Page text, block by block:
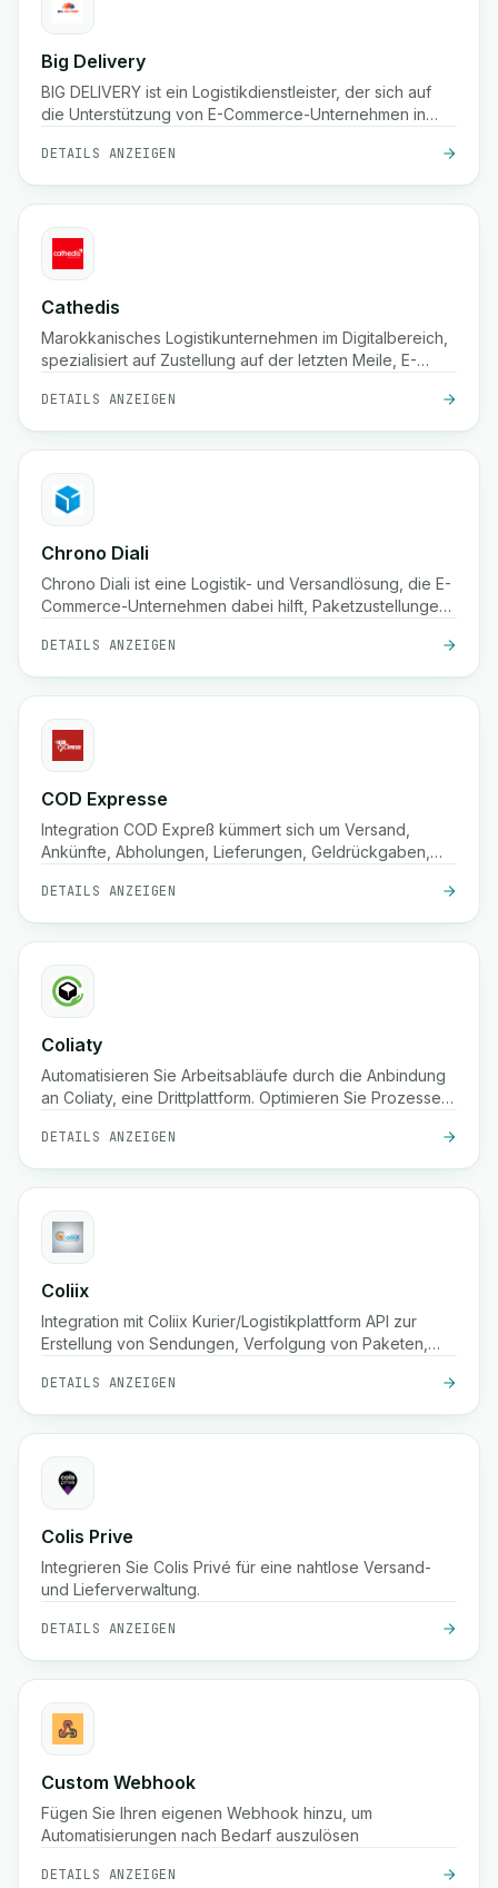
Big Delivery
BIG DELIVERY ist ein Logistikdienstleister, der sich auf
die Unterstützung von E-Commerce-Unternehmen in
DETAILS ANZEIGEN
Cathedis
Marokkanisches Logistikunternehmen im Digitalbereich,
spezialisiert auf Zustellung auf der letzten Meile, E-
Tracking und Lagerlösungen
DETAILS ANZEIGEN
Chrono Diali
Chrono Diali ist eine Logistik- und Versandlösung, die E-
Commerce-Unternehmen dabei hilft, Paketzustellungen
ihre Erfüllungsprozesse mit Leichtigkeit zu optimieren.
DETAILS ANZEIGEN
COD Expresse
Integration COD Expreß kümmert sich um Versand,
Ankünfte, Abholungen, Lieferungen, Geldrückgaben,
DETAILS ANZEIGEN
Coliaty
Automatisieren Sie Arbeitsabläufe durch die Anbindung
an Coliaty, eine Drittplattform. Optimieren Sie Prozesse
DETAILS ANZEIGEN
Coliix
Integration mit Coliix Kurier/Logistikplattform API zur
Erstellung von Sendungen, Verfolgung von Paketen,
DETAILS ANZEIGEN
Colis Prive
Integrieren Sie Colis Privé für eine nahtlose Versand-
und Lieferverwaltung.
DETAILS ANZEIGEN
Custom Webhook
Fügen Sie Ihren eigenen Webhook hinzu, um
Automatisierungen nach Bedarf auszulösen
DETAILS ANZEIGEN